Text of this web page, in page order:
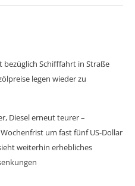
bezüglich Schifffahrt in Straße
legen wieder zu
Diesel erneut teurer –
um fast fünf US-Dollar
weiterhin erhebliches